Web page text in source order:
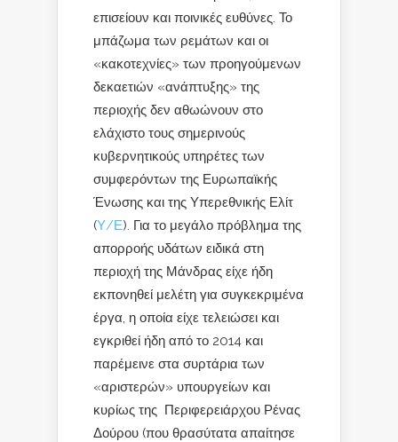
επισείουν και ποινικές ευθύνες. Το
μπάζωμα των ρεμάτων και οι
«κακοτεχνίες» των προηγούμενων
δεκαετιών «ανάπτυξης» της
περιοχής δεν αθωώνουν στο
ελάχιστο τους σημερινούς
κυβερνητικούς υπηρέτες των
συμφερόντων της Ευρωπαϊκής
Ένωσης και της Υπερεθνικής Ελίτ
(Υ/Ε). Για το μεγάλο πρόβλημα της
απορροής υδάτων ειδικά στη
περιοχή της Μάνδρας είχε ήδη
εκπονηθεί μελέτη για συγκεκριμένα
έργα, η οποία είχε τελειώσει και
εγκριθεί ήδη από το 2014 και
παρέμεινε στα συρτάρια των
«αριστερών» υπουργείων και
κυρίως της Περιφερειάρχου Ρένας
Δούρου (που θρασύτατα απαίτησε